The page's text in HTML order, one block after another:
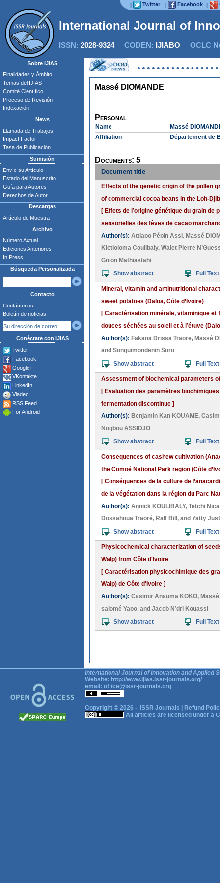
| Twitter | Facebook |
International Journal of
ISSN: 2028-9324CODEN: IJIABO OCLC
Sobre IJIAS
Finalidades y Ámbito
Temas del IJIAS
Comité Científico
Proceso de Revisión
Indexación
News
Llamada de Trabajos
Impact Factor
Tasa de Publicación
Sumisión
Envíe su Artículo
Estado del Manuscrito
Guía para Autores
Derechos de Autor
Descargas
Artículo de Muestra
Archivo
Número Actual
Ediciones Anteriores
In Press
Búsqueda Personalizada
Contacto
Contáctenos
Boletín de noticias:
Conéctate con IJIAS
Twitter
Facebook
Google+
VKontakte
LinkedIn
Viadeo
RSS Feed
For Android
Massé DIOMANDE
Personal
Name
Massé
Affiliation
Département de
Documents: 5
Document title
Effects of the genetic origin of the pollen
of commercial cocoa beans in the Loh-
[ Effets de l’origine génétique du grain
sensorielles des fèves de cacao
Author(s): Attiapo Pépin Assi, Massé
Klotioloma Coulibaly, Walet Pierre
Gnion Mathiastahi
Show abstract
Full Text
Mineral, vitamin and antinutritional
sweet potatoes (Daloa, Côte d’Ivoire)
[ Caractérisation minérale, vitaminique
douces séchées au soleil et à l’étuve
Author(s): Fakana Drissa Traore, Massé
and Songuimondenin Soro
Show abstract
Full Text
Assessment of biochemical parameters
[ Evaluation des paramètres
fermentation discontinue ]
Author(s): Benjamin Kan KOUAME,
Nogbou ASSIDJO
Show abstract
Full Text
Consequences of cashew cultivation
the Comoé National Park region (Côte
[ Conséquences de la culture de
de la végétation dans la région du Parc
Author(s): Annick KOULIBALY, Tetchi
Dossahoua Traoré, Ralf Bill , and Yatty
Show abstract
Full Text
Physicochemical characterization of
Walp) from Côte d'Ivoire
[ Caractérisation physicochimique des
Walp) de Côte d'Ivoire ]
Author(s): Casimir Anauma KOKO,
salomé Yapo, and Jacob N’dri Kouassi
Show abstract
Full Text
International Journal of Innovation and Applied
Website: http://www.ijias.issr-journals.org/
email: office@issr-journals.org
Copyright © 2026 - ISSR Journals
Refund
All articles are licensed under a